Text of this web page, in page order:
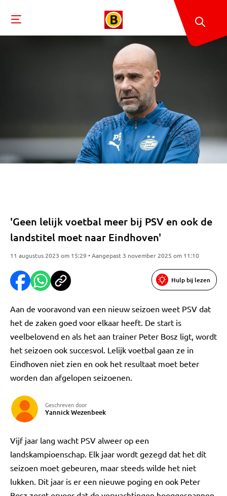
'Geen lelijk voetbal meer bij PSV en ook de
landstitel moet naar Eindhoven'
11 augustus 2023 om 15:29 • Aangepast 3 november 2025 om 11:10
Hulp bij lezen
Aan de vooravond van een nieuw seizoen weet PSV dat
het de zaken goed voor elkaar heeft. De start is
veelbelovend en als het aan trainer Peter Bosz ligt, wordt
het seizoen ook succesvol. Lelijk voetbal gaan ze in
Eindhoven niet zien en ook het resultaat moet beter
worden dan afgelopen seizoenen.
Geschreven door
Yannick Wezenbeek
Vijf jaar lang wacht PSV alweer op een
landskampioenschap. Elk jaar wordt gezegd dat het dít
seizoen moet gebeuren, maar steeds wilde het niet
lukken. Dit jaar is er een nieuwe poging en ook Peter